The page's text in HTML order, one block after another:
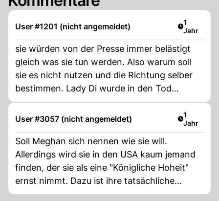
User #1201 (nicht angemeldet) Artikel
1
Jahr
sie würden von der Presse immer belästigt
gleich was sie tun werden. Also warum soll
sie es nicht nutzen und die Richtung selber
bestimmen. Lady Di wurde in den Tod
gehetzt von der Presse, das wird ihr jüngster
Sohn nie vergessen.
User #3057 (nicht angemeldet) Artikel
1
Jahr
Soll Meghan sich nennen wie sie will.
Allerdings wird sie in den USA kaum jemand
finden, der sie als eine "Königliche Hoheit"
ernst nimmt. Dazu ist ihre tatsächliche
Herkunft und ihr Lebensweg, einschließlich